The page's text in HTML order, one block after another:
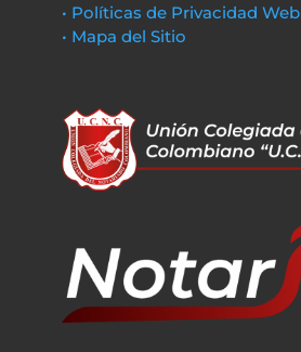
• Políticas de Privacidad Web
• Mapa del Sitio